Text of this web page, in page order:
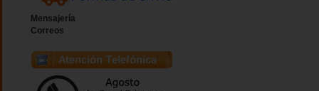
Mensajería
Correos